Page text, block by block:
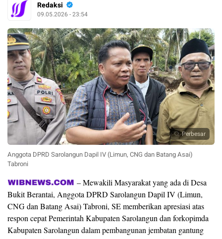
Redaksi
09.05.2026 - 23:54
Perbesar
Anggota DPRD Sarolangun Dapil IV (Limun, CNG dan Batang Asai)
Tabroni
– Mewakili Masyarakat yang ada di Desa
Bukit Berantai, Anggota DPRD Sarolangun Dapil IV (Limun,
CNG dan Batang Asai) Tabroni, SE memberikan apresiasi atas
respon cepat Pemerintah Kabupaten Sarolangun dan forkopimda
Kabupaten Sarolangun dalam pembangunan jembatan gantung